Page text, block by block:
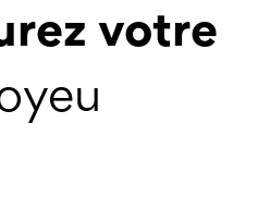
votre